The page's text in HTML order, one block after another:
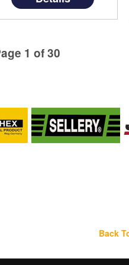
namun dengan harga yang
terjangkau di kelasnya.
1 of 30
Back